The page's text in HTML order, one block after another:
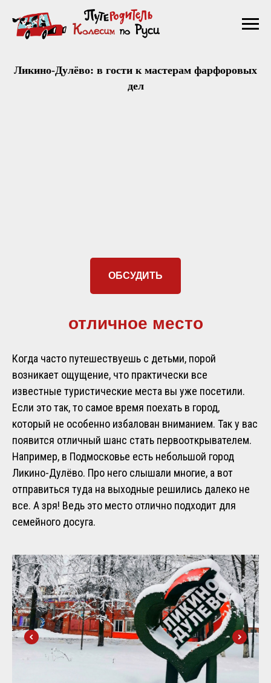
Ликино-Дулёво: в гости к мастерам фарфоровых
дел
ОБСУДИТЬ
отличное место
Когда часто путешествуешь с детьми, порой
возникает ощущение, что практически все
известные туристические места вы уже посетили.
Если это так, то самое время поехать в город,
который не особенно избалован вниманием. Так у вас
появится отличный шанс стать первооткрывателем.
Например, в Подмосковье есть небольшой город
Ликино-Дулёво. Про него слышали многие, а вот
отправиться туда на выходные решились далеко не
все. А зря! Ведь это место отлично подходит для
семейного досуга.